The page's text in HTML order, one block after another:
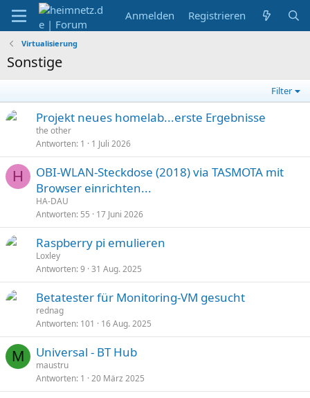
Anmelden Registrieren
Virtualisierung
Sonstige
Filter
Projekt neues homelab...erste Ergebnisse
the other
Antworten 1 1 Juli 2026
H
OBI-WLAN-Steckdose (2018) via TASMOTA mit
Browser einrichten...
HA-DAU
Antworten 55 17 Juni 2026
Raspberry pi emulieren
Loxley
Antworten 9 31 Aug. 2025
Betatester für Monitoring-VM gesucht
rednag
Antworten 101 16 Aug. 2025
M Universal - BT Hub
maustru
Antworten 1 20 März 2025